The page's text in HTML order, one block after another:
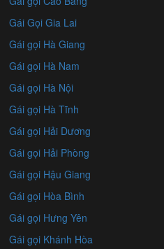
Gái Gọi Gia Lai
Gái gọi Hà Giang
Gái gọi Hà Nam
Gái gọi Hà Nội
Gái gọi Hà Tĩnh
Gái gọi Hải Dương
Gái gọi Hải Phòng
Gái gọi Hậu Giang
Gái gọi Hòa Bình
Gái gọi Hưng Yên
Gái gọi Khánh Hòa